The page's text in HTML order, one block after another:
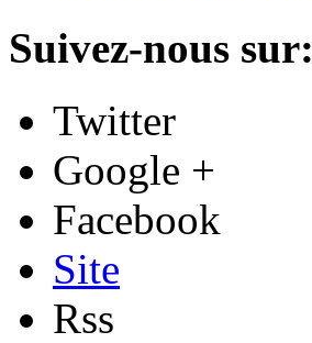
Suivez-nous sur:
Twitter
Google +
Facebook
Site
Rss